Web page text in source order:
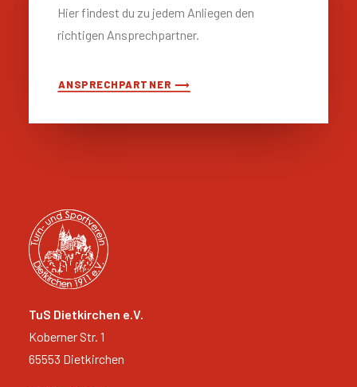
Hier findest du zu jedem Anliegen den
richtigen Ansprechpartner.
ANSPRECHPARTNER ⟶
TuS Dietkirchen e.V.
Koberner Str. 1
65553 Dietkirchen